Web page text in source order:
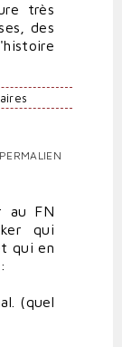
très
des
PERMALIEN
au FN
qui
qui en
(quel